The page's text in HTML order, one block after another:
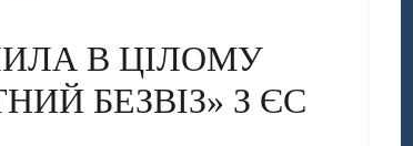
В ЦІЛОМУ
БЕЗВІЗ» З ЄС